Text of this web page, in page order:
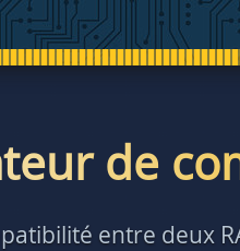
de
entre deux